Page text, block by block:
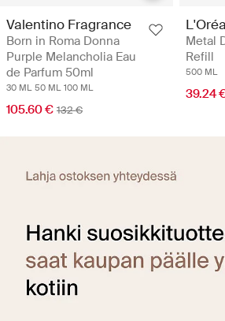
Valentino Fragrance
Born in Roma Donna
Purple Melancholia Eau
de Parfum 50ml
30 ML 50 ML 100 ML
105.60 € 132 €
Metal
Refill
500 ML
39.24